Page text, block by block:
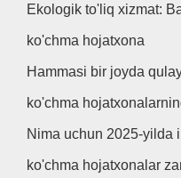
Ekologik to'liq xizmat:
ko'chma hojatxona
Hammasi bir joyda
ko'chma
Nima uchun 2025-yilda
ko'chma hojatxonalar